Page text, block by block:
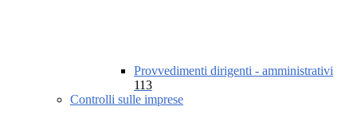
Provvedimenti dirigenti - amministrativi
113
Controlli sulle imprese